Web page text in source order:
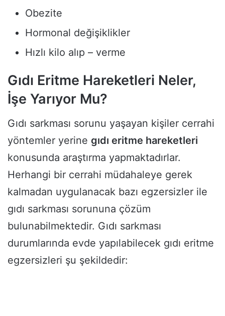
Obezite
Hormonal değişiklikler
Hızlı kilo alıp – verme
Gıdı Eritme Hareketleri Neler,
İşe Yarıyor Mu?
Gıdı sarkması sorunu yaşayan kişiler cerrahi
yöntemler yerine gıdı eritme hareketleri
konusunda araştırma yapmaktadırlar.
Herhangi bir cerrahi müdahaleye gerek
kalmadan uygulanacak bazı egzersizler ile
gıdı sarkması sorununa çözüm
bulunabilmektedir. Gıdı sarkması
durumlarında evde yapılabilecek gıdı eritme
egzersizleri şu şekildedir: